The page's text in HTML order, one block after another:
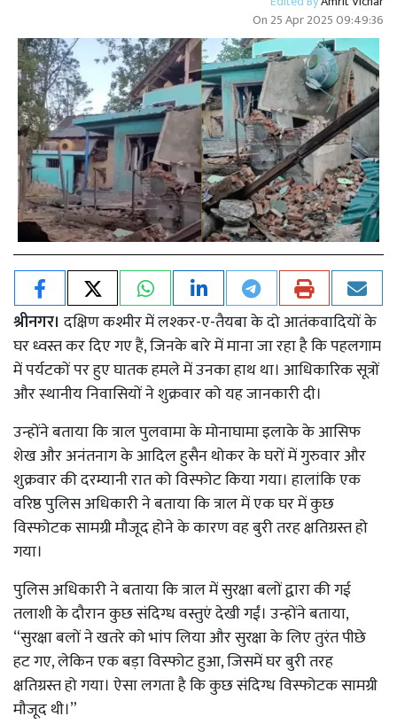
On 25 Apr 2025 09:49:36
श्रीनगर। दक्षिण कश्मीर में लश्कर-ए-तैयबा के दो आतंकवादियों के
घर ध्वस्त कर दिए गए हैं, जिनके बारे में माना जा रहा है कि पहलगाम
में पर्यटकों पर हुए घातक हमले में उनका हाथ था। आधिकारिक सूत्रों
और स्थानीय निवासियों ने शुक्रवार को यह जानकारी दी।
उन्होंने बताया कि त्राल पुलवामा के मोनाघामा इलाके के आसिफ
शेख और अनंतनाग के आदिल हुसैन थोकर के घरों में गुरुवार और
शुक्रवार की दरम्यानी रात को विस्फोट किया गया। हालांकि एक
वरिष्ठ पुलिस अधिकारी ने बताया कि त्राल में एक घर में कुछ
विस्फोटक सामग्री मौजूद होने के कारण वह बुरी तरह क्षतिग्रस्त हो
गया।
पुलिस अधिकारी ने बताया कि त्राल में सुरक्षा बलों द्वारा की गई
तलाशी के दौरान कुछ संदिग्ध वस्तुएं देखी गईं। उन्होंने बताया,
“सुरक्षा बलों ने खतरे को भांप लिया और सुरक्षा के लिए तुरंत पीछे
हट गए, लेकिन एक बड़ा विस्फोट हुआ, जिसमें घर बुरी तरह
क्षतिग्रस्त हो गया। ऐसा लगता है कि कुछ संदिग्ध विस्फोटक सामग्री
मौजूद थी।”